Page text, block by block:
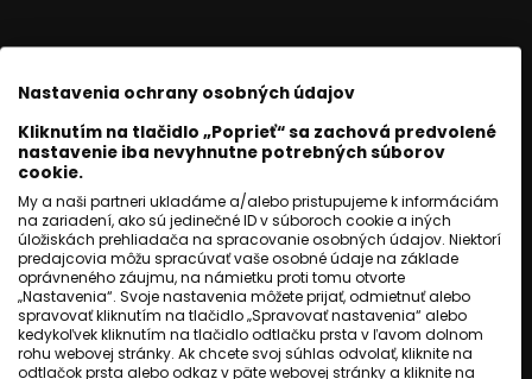
SLOVENSKO
Baloga s rodinou nepustili
na kúpalisko. Tvrdí, že ich
diskriminovali
Jozef Šivák
Nastavenia ochrany osobných údajov
Kliknutím na tlačidlo „Poprieť“ sa zachová predvolené
nastavenie iba nevyhnutne potrebných súborov
cookie.
My a naši partneri ukladáme a/alebo pristupujeme k informáciám
na zariadení, ako sú jedinečné ID v súboroch cookie a iných
úložiskách prehliadača na spracovanie osobných údajov. Niektorí
predajcovia môžu spracúvať vaše osobné údaje na základe
oprávneného záujmu, na námietku proti tomu otvorte
„Nastavenia“. Svoje nastavenia môžete prijať, odmietnuť alebo
spravovať kliknutím na tlačidlo „Spravovať nastavenia“ alebo
kedykoľvek kliknutím na tlačidlo odtlačku prsta v ľavom dolnom
rohu webovej stránky. Ak chcete svoj súhlas odvolať, kliknite na
odtlačok prsta alebo odkaz v päte webovej stránky a kliknite na